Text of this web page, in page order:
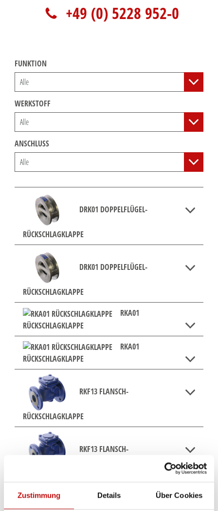
Zustimmung Details Über Cookies
+49 (0) 5228 952-0
FUNKTION
WERKSTOFF
ANSCHLUSS
DRK01 DOPPELFLÜGEL-
RÜCKSCHLAGKLAPPE
DRK01 DOPPELFLÜGEL-
RÜCKSCHLAGKLAPPE
RKA01
RÜCKSCHLAGKLAPPE
RKA01
RÜCKSCHLAGKLAPPE
RKF13 FLANSCH-
RÜCKSCHLAGKLAPPE
RKF13 FLANSCH-
RKF13 FLANSCH-